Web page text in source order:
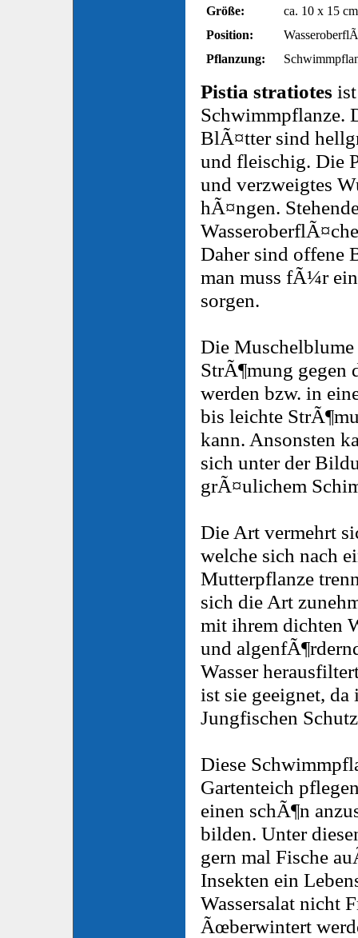
Größe:
ca. 10 x 15 cm
Position:
Pflanzung:
Pistia stratiotes
Schwimmpflanze.
BlÃ¤tter sind
und fleischig. Die
und verzweigtes
hÃ¤ngen.
Daher sind offene
man muss fÃ¼r
sorgen.
Die
StrÃ¶mung gegen
werden bzw. in
bis leichte
kann. Ansonsten
sich unter der
grÃ¤ulichem
Die Art vermehrt
welche sich nach
Mutterpflanze
sich die Art
mit ihrem dichten
und
Wasser
ist sie geeignet,
Jungfischen
Diese
Gartenteich
einen schÃ¶n
bilden. Unter
gern mal Fische
Insekten ein
Wassersalat nicht
Ãœberwintert